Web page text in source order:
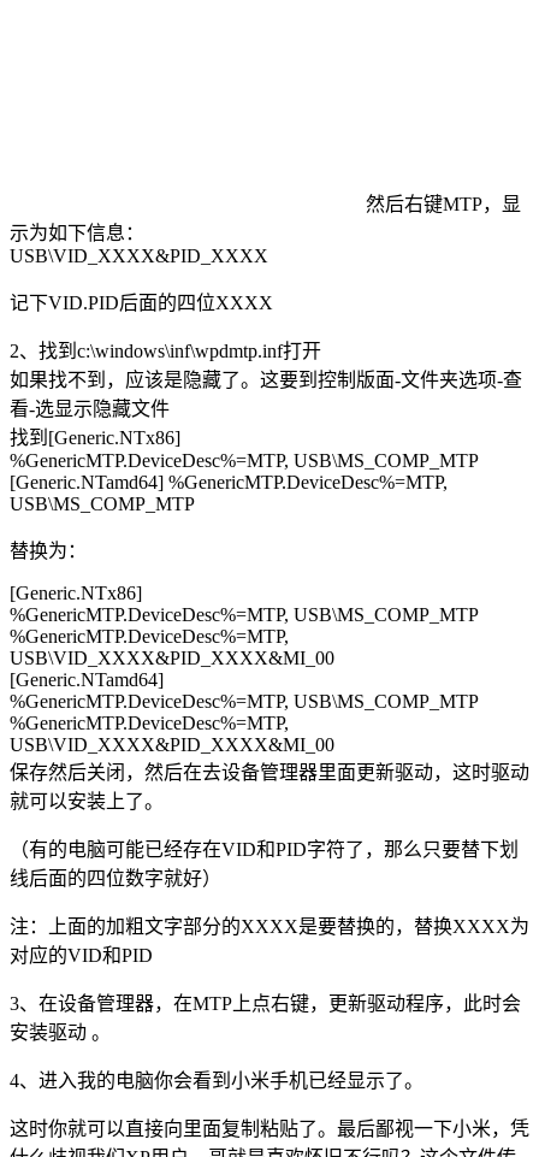
然后右键MTP，显
示为如下信息：
USB\VID_XXXX&PID_XXXX
记下VID.PID后面的四位XXXX
2、找到c:\windows\inf\wpdmtp.inf打开
如果找不到，应该是隐藏了。这要到控制版面-文件夹选项-查
看-选显示隐藏文件
找到[Generic.NTx86]
%GenericMTP.DeviceDesc%=MTP, USB\MS_COMP_MTP
[Generic.NTamd64] %GenericMTP.DeviceDesc%=MTP,
USB\MS_COMP_MTP
替换为：
[Generic.NTx86]
%GenericMTP.DeviceDesc%=MTP, USB\MS_COMP_MTP
%GenericMTP.DeviceDesc%=MTP,
USB\VID_XXXX&PID_XXXX&MI_00
[Generic.NTamd64]
%GenericMTP.DeviceDesc%=MTP, USB\MS_COMP_MTP
%GenericMTP.DeviceDesc%=MTP,
USB\VID_XXXX&PID_XXXX&MI_00
保存然后关闭，然后在去设备管理器里面更新驱动，这时驱动
就可以安装上了。
（有的电脑可能已经存在VID和PID字符了，那么只要替下划
线后面的四位数字就好）
注：上面的加粗文字部分的XXXX是要替换的，替换XXXX为
对应的VID和PID
3、在设备管理器，在MTP上点右键，更新驱动程序，此时会
安装驱动 。
4、进入我的电脑你会看到小米手机已经显示了。
这时你就可以直接向里面复制粘贴了。最后鄙视一下小米，凭